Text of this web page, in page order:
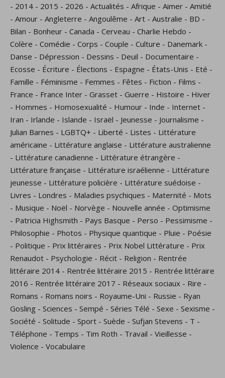
- 2014 - 2015 - 2026 - Actualités - Afrique - Aimer - Amitié
- Amour - Angleterre - Angoulême - Art - Australie - BD -
Bilan - Bonheur - Canada - Cerveau - Charlie Hebdo -
Colère - Comédie - Corps - Couple - Culture - Danemark -
Danse - Dépression - Dessins - Deuil - Documentaire -
Ecosse - Écriture - Élections - Espagne - États-Unis - Eté -
Famille - Féminisme - Femmes - Fêtes - Fiction - Films -
France - France Inter - Grasset - Guerre - Histoire - Hiver
- Hommes - Homosexualité - Humour - Inde - Internet -
Iran - Irlande - Islande - Israël - Jeunesse - Journalisme -
Julian Barnes - LGBTQ+ - Liberté - Listes - Littérature
américaine - Littérature anglaise - Littérature australienne
- Littérature canadienne - Littérature étrangère -
Littérature française - Littérature israélienne - Littérature
jeunesse - Littérature policière - Littérature suédoise -
Livres - Londres - Maladies psychiques - Maternité - Mots
- Musique - Noël - Norvège - Nouvelle année - Optimisme
- Patricia Highsmith - Pays Basque - Perso - Pessimisme -
Philosophie - Photos - Physique quantique - Pluie - Poésie
- Politique - Prix littéraires - Prix Nobel Littérature - Prix
Renaudot - Psychologie - Récit - Religion - Rentrée
littéraire 2014 - Rentrée littéraire 2015 - Rentrée littéraire
2016 - Rentrée littéraire 2017 - Réseaux sociaux - Rire -
Romans - Romans noirs - Royaume-Uni - Russie - Ryan
Gosling - Sciences - Sempé - Séries Télé - Sexe - Sexisme -
Société - Solitude - Sport - Suède - Sufjan Stevens - T -
Téléphone - Temps - Tim Roth - Travail - Vieillesse -
Violence - Vocabulaire